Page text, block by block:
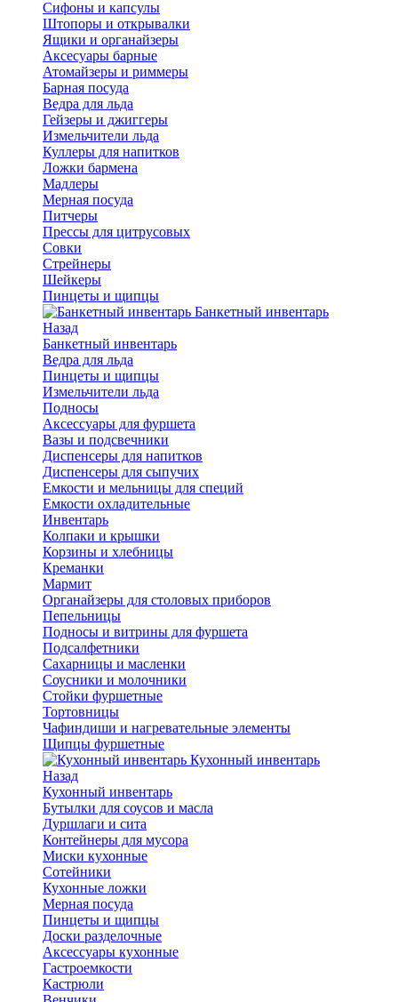
Сифоны и капсулы
Штопоры и открывалки
Ящики и органайзеры
Аксесуары барные
Атомайзеры и риммеры
Барная посуда
Ведра для льда
Гейзеры и джиггеры
Измельчители льда
Куллеры для напитков
Ложки бармена
Мадлеры
Мерная посуда
Питчеры
Прессы для цитрусовых
Совки
Стрейнеры
Шейкеры
Пинцеты и щипцы
Банкетный инвентарь
Назад
Банкетный инвентарь
Ведра для льда
Пинцеты и щипцы
Измельчители льда
Подносы
Аксессуары для фуршета
Вазы и подсвечники
Диспенсеры для напитков
Диспенсеры для сыпучих
Емкости и мельницы для специй
Емкости охладительные
Инвентарь
Колпаки и крышки
Корзины и хлебницы
Креманки
Мармит
Органайзеры для столовых приборов
Пепельницы
Подносы и витрины для фуршета
Подсалфетники
Сахарницы и масленки
Соусники и молочники
Стойки фуршетные
Тортовницы
Чафиндиши и нагревательные элементы
Щипцы фуршетные
Кухонный инвентарь
Назад
Кухонный инвентарь
Бутылки для соусов и масла
Дуршлаги и сита
Контейнеры для мусора
Миски кухонные
Сотейники
Кухонные ложки
Мерная посуда
Пинцеты и щипцы
Доски разделочные
Аксессуары кухонные
Гастроемкости
Кастрюли